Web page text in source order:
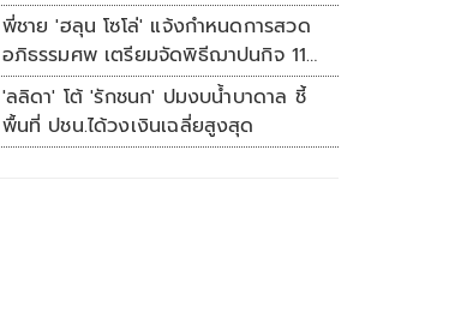
พี่ชาย 'ฮลุน โซโล่' แจ้งกำหนดการสวด
อภิธรรมศพ เตรียมจัดพิธีฌาปนกิจ 11
ส.ค.
'ลลิดา' โต้ 'รักชนก' ปมงบน้ำบาดาล ชี้
พื้นที่ ปชน.ได้วงเงินเฉลี่ยสูงสุด